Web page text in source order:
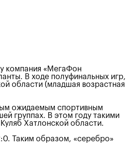
компания «МегаФон
В ходе полуфинальных игр,
области (младшая возрастная
ожидаемым спортивным
группах. В этом году такими
Хатлонской области.
Таким образом, «серебро»